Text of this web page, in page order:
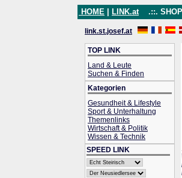
HOME LINK.at .::.
link.st.josef.at
TOP LINK
Land & Leute
Suchen & Finden
Kategorien
Gesundheit & Lifestyle
Sport & Unterhaltung
Themenlinks
Wirtschaft & Politik
Wissen & Technik
SPEED LINK